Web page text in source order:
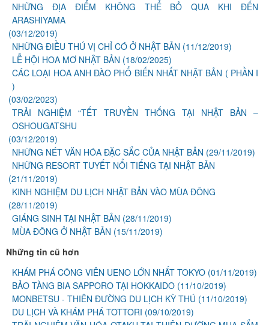
NHỮNG ĐỊA ĐIỂM KHÔNG THỂ BỎ QUA KHI ĐẾN
ARASHIYAMA
(03/12/2019)
NHỮNG ĐIỀU THÚ VỊ CHỈ CÓ Ở NHẬT BẢN (11/12/2019)
LỄ HỘI HOA MƠ NHẬT BẢN (18/02/2025)
CÁC LOẠI HOA ANH ĐÀO PHỔ BIẾN NHẤT NHẬT BẢN ( PHẦN I
)
(03/02/2023)
TRẢI NGHIỆM “TẾT TRUYỀN THỐNG TẠI NHẬT BẢN –
OSHOUGATSHU
(03/12/2019)
NHỮNG NÉT VĂN HÓA ĐẶC SẮC CỦA NHẬT BẢN (29/11/2019)
NHỮNG RESORT TUYẾT NỔI TIẾNG TẠI NHẬT BẢN
(21/11/2019)
KINH NGHIỆM DU LỊCH NHẬT BẢN VÀO MÙA ĐÔNG
(28/11/2019)
GIÁNG SINH TẠI NHẬT BẢN (28/11/2019)
MÙA ĐÔNG Ở NHẬT BẢN (15/11/2019)
Những tin cũ hơn
KHÁM PHÁ CÔNG VIÊN UENO LỚN NHẤT TOKYO (01/11/2019)
BẢO TÀNG BIA SAPPORO TẠI HOKKAIDO (11/10/2019)
MONBETSU - THIÊN ĐƯỜNG DU LỊCH KỲ THÚ (11/10/2019)
DU LỊCH VÀ KHÁM PHÁ TOTTORI (09/10/2019)